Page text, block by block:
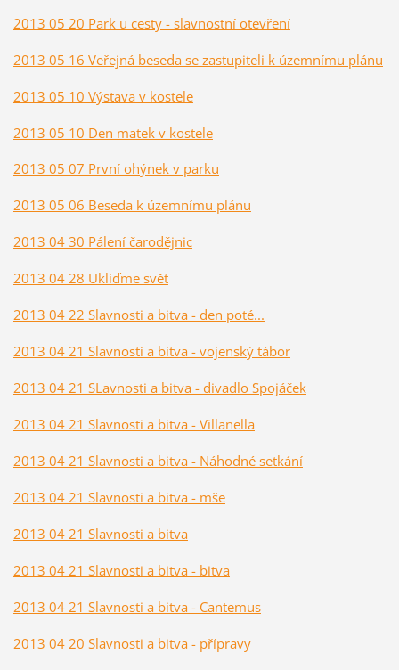
2013 05 20 Park u cesty - slavnostní otevření
2013 05 16 Veřejná beseda se zastupiteli k územnímu plánu
2013 05 10 Výstava v kostele
2013 05 10 Den matek v kostele
2013 05 07 První ohýnek v parku
2013 05 06 Beseda k územnímu plánu
2013 04 30 Pálení čarodějnic
2013 04 28 Ukliďme svět
2013 04 22 Slavnosti a bitva - den poté...
2013 04 21 Slavnosti a bitva - vojenský tábor
2013 04 21 SLavnosti a bitva - divadlo Spojáček
2013 04 21 Slavnosti a bitva - Villanella
2013 04 21 Slavnosti a bitva - Náhodné setkání
2013 04 21 Slavnosti a bitva - mše
2013 04 21 Slavnosti a bitva
2013 04 21 Slavnosti a bitva - bitva
2013 04 21 Slavnosti a bitva - Cantemus
2013 04 20 Slavnosti a bitva - přípravy